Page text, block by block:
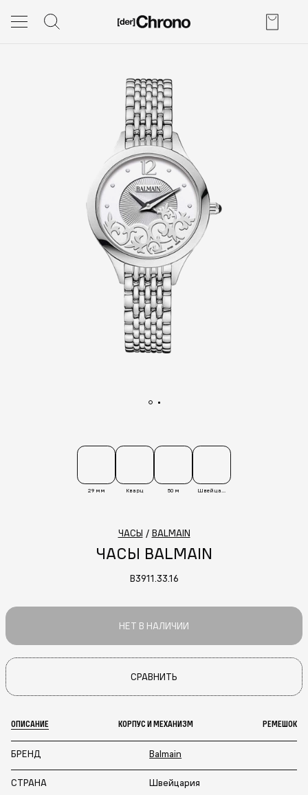
29 мм Кварц 50 м Швейцария
ЧАСЫ / BALMAIN
ЧАСЫ BALMAIN
B3911.33.16
НЕТ В НАЛИЧИИ
СРАВНИТЬ
ОПИСАНИЕ КОРПУС И МЕХАНИЗМ РЕМЕШОК
БРЕНД Balmain
СТРАНА Швейцария